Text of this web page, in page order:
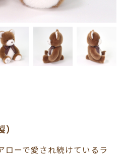
ローで愛され続けているラ